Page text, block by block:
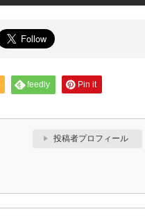
feedly Pin it
投稿者プロフィール